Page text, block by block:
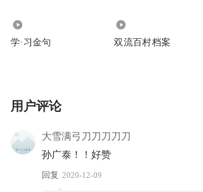
学·习金句 双流百村档案
用户评论
大雪满弓刀刀刀刀刀
孙广泰！！好赞
回复 2020-12-09